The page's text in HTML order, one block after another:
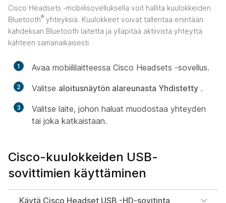
Cisco Headsets -mobiilisovelluksella voit hallita kuulokkeiden
Bluetooth® yhteyksiä. Kuulokkeet voivat tallentaa enintään
kahdeksan Bluetooth laitetta ja ylläpitää aktiivista yhteyttä
kahteen samanaikaisesti.
1 Avaa mobiililaitteessa Cisco Headsets -sovellus.
2 Valitse aloitusnäytön alareunasta Yhdistetty .
3
Valitse laite, johon haluat muodostaa yhteyden
tai joka katkaistaan.
Cisco-kuulokkeiden USB-
sovittimien käyttäminen
Käytä Cisco Headset USB -HD-sovitinta